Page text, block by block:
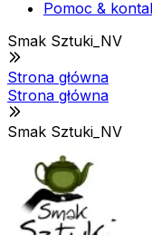
Pomoc &
Smak Sztuki_NV
Strona główna
Strona główna
Smak Sztuki_NV